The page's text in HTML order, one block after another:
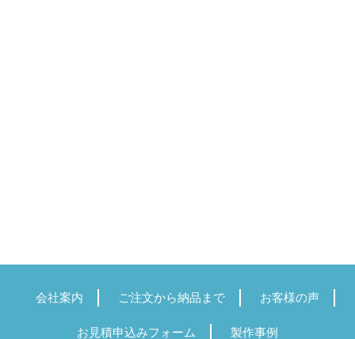
会社案内 ご注文から納品まで お客様の声
お見積申込みフォーム 製作事例